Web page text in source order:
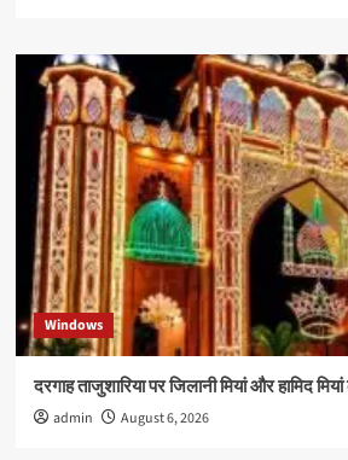
Windows
दरगाह ताजुशारिया पर जिलानी मियां और हामिद
admin August 6, 2026